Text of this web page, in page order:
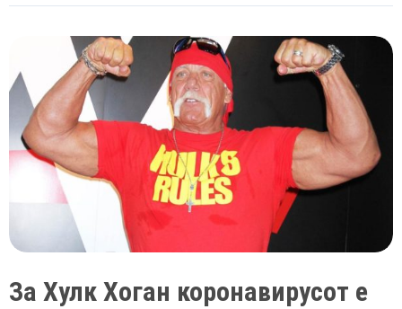
Хоган,
со
Сталоне
во
„Роки“,
не
чувствува
нозете
За Хулк Хоган коронавирусот е